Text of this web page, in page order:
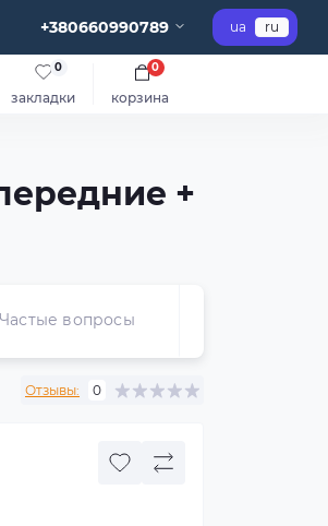
+380660990789 ua ru
закладки
0
корзина
0
+
Частые вопросы
Отзывы: 0